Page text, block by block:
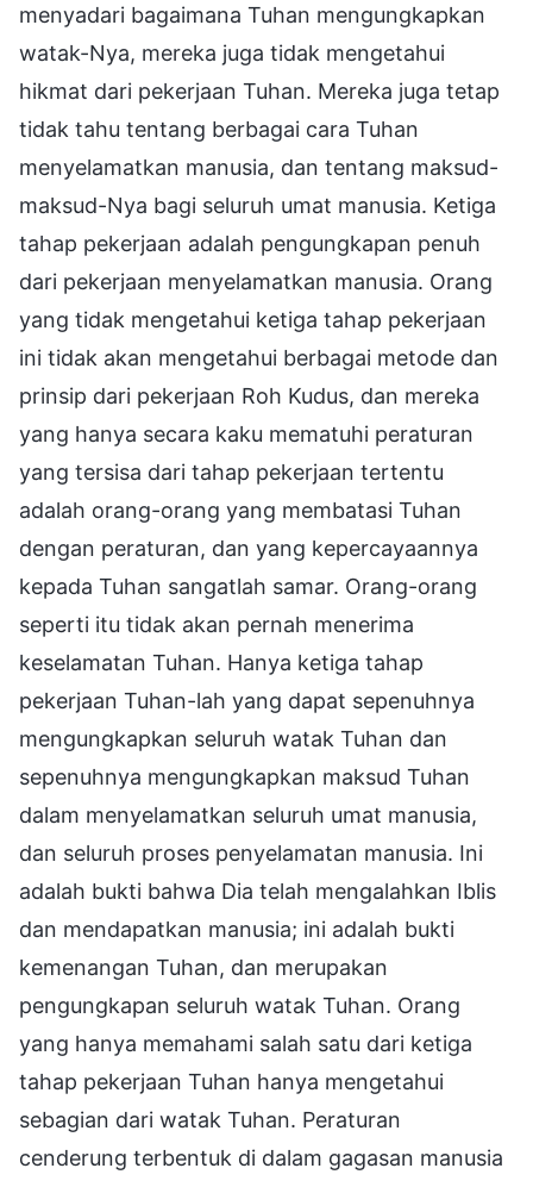
menyadari bagaimana Tuhan mengungkapkan
watak-Nya, mereka juga tidak mengetahui
hikmat dari pekerjaan Tuhan. Mereka juga tetap
tidak tahu tentang berbagai cara Tuhan
menyelamatkan manusia, dan tentang maksud-
maksud-Nya bagi seluruh umat manusia. Ketiga
tahap pekerjaan adalah pengungkapan penuh
dari pekerjaan menyelamatkan manusia. Orang
yang tidak mengetahui ketiga tahap pekerjaan
ini tidak akan mengetahui berbagai metode dan
prinsip dari pekerjaan Roh Kudus, dan mereka
yang hanya secara kaku mematuhi peraturan
yang tersisa dari tahap pekerjaan tertentu
adalah orang-orang yang membatasi Tuhan
dengan peraturan, dan yang kepercayaannya
kepada Tuhan sangatlah samar. Orang-orang
seperti itu tidak akan pernah menerima
keselamatan Tuhan. Hanya ketiga tahap
pekerjaan Tuhan-lah yang dapat sepenuhnya
mengungkapkan seluruh watak Tuhan dan
sepenuhnya mengungkapkan maksud Tuhan
dalam menyelamatkan seluruh umat manusia,
dan seluruh proses penyelamatan manusia. Ini
adalah bukti bahwa Dia telah mengalahkan Iblis
dan mendapatkan manusia; ini adalah bukti
kemenangan Tuhan, dan merupakan
pengungkapan seluruh watak Tuhan. Orang
yang hanya memahami salah satu dari ketiga
tahap pekerjaan Tuhan hanya mengetahui
sebagian dari watak Tuhan. Peraturan
cenderung terbentuk di dalam gagasan manusia